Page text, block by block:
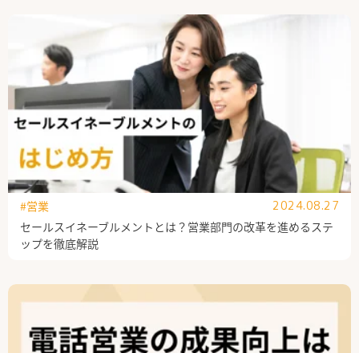
セールスイネーブルメントとは？営業部門の改革を進めるステ
ップを徹底解説
#営業 2024.08.27